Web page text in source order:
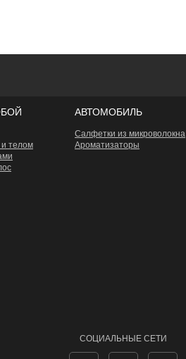
телом
АВТОМОБИЛЬ
Салфетки из микроволокна
Ароматизаторы
СОЦИАЛЬНЫЕ СЕТИ